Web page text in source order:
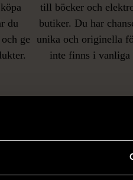
du
ge
till böcker och
butiker. Du har
unika och originella
inte finns i vanliga
om denna